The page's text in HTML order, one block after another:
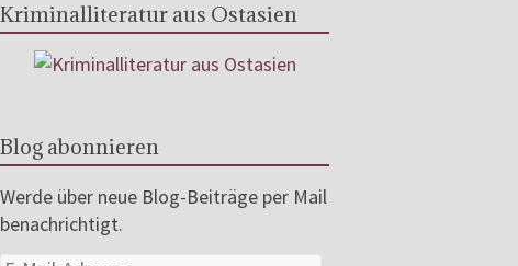
Kriminalliteratur aus Ostasien
Blog abonnieren
Werde über neue Blog-Beiträge per Mail
benachrichtigt.